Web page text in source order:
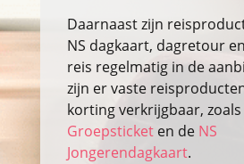
Daarnaast zijn
NS dagkaart, dagretour
reis regelmatig in de
zijn er vaste
korting verkrijgbaar,
Groepsticketen de NS
Jongerendagkaart.